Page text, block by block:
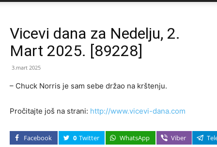
Vicevi dana za Nedelju, 2.
Mart 2025. [89228]
3.mart 2025
– Chuck Norris je sam sebe držao na krštenju.
Pročitajte još na strani: http://www.vicevi-dana.com
Facebook 0 Twitter WhatsApp Viber